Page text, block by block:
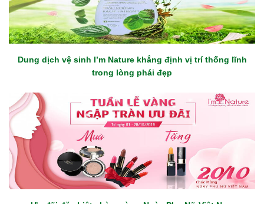
Dung dịch vệ sinh I’m Nature khẳng định vị trí thống lĩnh
trong lòng phái đẹp